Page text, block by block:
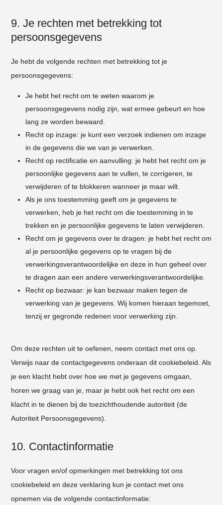
9. Je rechten met betrekking tot
persoonsgegevens
Je hebt de volgende rechten met betrekking tot je
persoonsgegevens:
Je hebt het recht om te weten waarom je
persoonsgegevens nodig zijn, wat ermee gebeurt en hoe
lang ze worden bewaard.
Recht op inzage: je kunt een verzoek indienen om inzage
in de gegevens die we van je verwerken.
Recht op rectificatie en aanvulling: je hebt het recht om je
persoonlijke gegevens aan te vullen, te corrigeren, te
verwijderen of te blokkeren wanneer je maar wilt.
Als je ons toestemming geeft om je gegevens te
verwerken, heb je het recht om die toestemming in te
trekken en je persoonlijke gegevens te laten verwijderen.
Recht om je gegevens over te dragen: je hebt het recht om
al je persoonlijke gegevens op te vragen bij de
verwerkingsverantwoordelijke en deze in hun geheel over
te dragen aan een andere verwerkingsverantwoordelijke.
Recht op bezwaar: je kan bezwaar maken tegen de
verwerking van je gegevens. Wij komen hieraan tegemoet,
tenzij er gegronde redenen voor verwerking zijn.
Om deze rechten uit te oefenen, neem contact met ons op.
Verwijs naar de contactgegevens onderaan dit cookiebeleid. Als
je een klacht hebt over hoe we met je gegevens omgaan,
horen we graag van je, maar je hebt ook het recht om een
klacht in te dienen bij de toezichthoudende autoriteit (de
Autoriteit Persoonsgegevens).
10. Contactinformatie
Voor vragen en/of opmerkingen met betrekking tot ons
cookiebeleid en deze verklaring kun je contact met ons
opnemen via de volgende contactinformatie: